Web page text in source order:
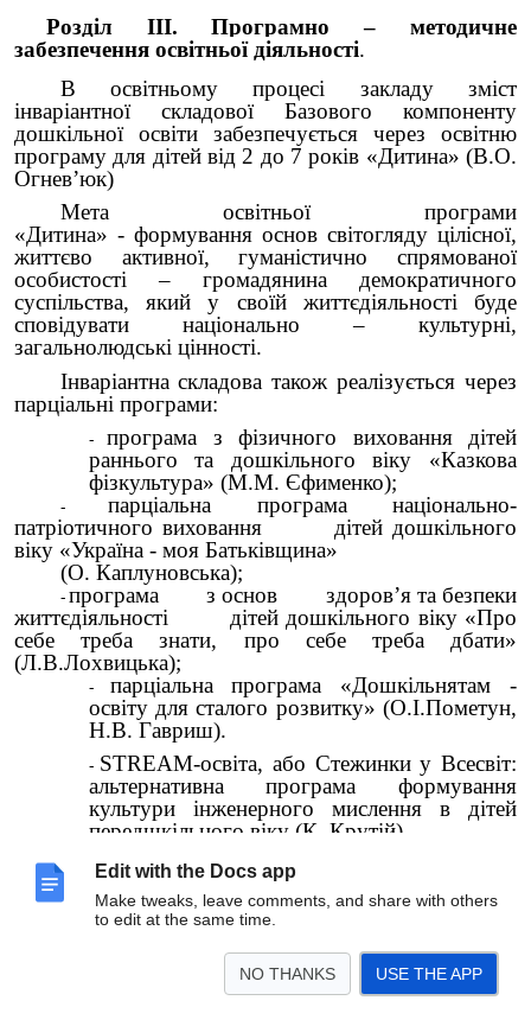
Edit with the Docs app
Make tweaks, leave comments, and share with others
to edit at the same time.
NO THANKS USE THE APP
Розділ ІІІ. Програмно – методичне
забезпечення освітньої діяльності.
В освітньому процесі закладу зміст
інваріантної складової Базового компоненту
дошкільної освіти забезпечується через освітню
програму для дітей від 2 до 7 років «Дитина» (В.О.
Огнев’юк)
Мета освітньої програми
«Дитина» - формування основ світогляду цілісної,
життєво активної, гуманістично спрямованої
особистості – громадянина демократичного
суспільства, який у своїй життєдіяльності буде
сповідувати національно – культурні,
загальнолюдські цінності.
Інваріантна складова також реалізується через
парціальні програми:
програма з фізичного виховання дітей
раннього та дошкільного віку «Казкова
фізкультура» (М.М. Єфименко);
парціальна програма національно-
патріотичного виховання дітей дошкільного
віку «Україна - моя Батьківщина»
(О. Каплуновська);
програма з основ здоров’я та безпеки
життєдіяльності дітей дошкільного віку «Про
себе треба знати, про себе треба дбати»
(Л.В.Лохвицька);
парціальна програма «Дошкільнятам -
освіту для сталого розвитку» (О.І.Пометун,
Н.В. Гавриш).
STREAM-освіта, або Стежинки у Всесвіт:
альтернативна програма формування
культури інженерного мислення в дітей
передшкільного віку (К. Крутій)
Варіативна складова програми «Дитина»
забезпечується через гурткову роботу: